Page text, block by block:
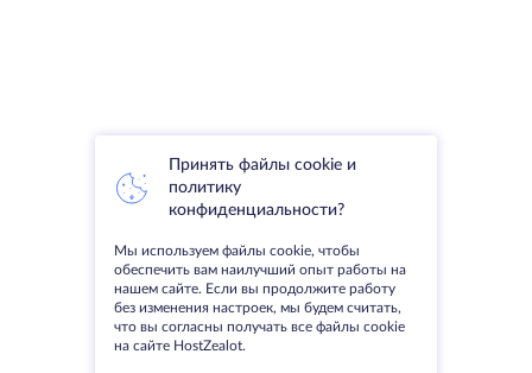
Принять файлы cookie и
политику
конфиденциальности?
Мы используем файлы cookie, чтобы
обеспечить вам наилучший опыт работы на
нашем сайте. Если вы продолжите работу
без изменения настроек, мы будем считать,
что вы согласны получать все файлы cookie
на сайте HostZealot.